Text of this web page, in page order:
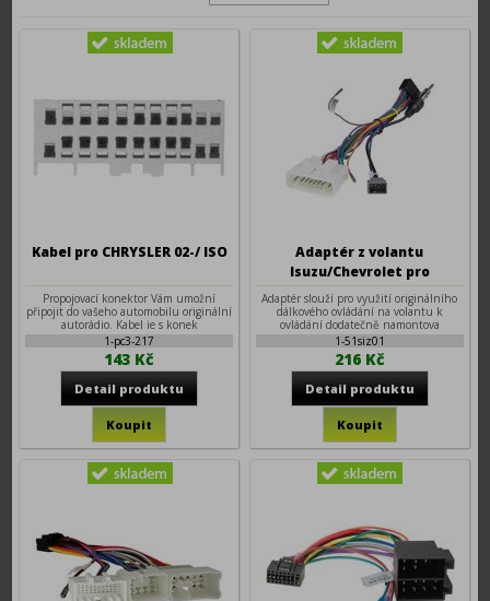
Kabel pro CHRYSLER 02-/ ISO
Propojovací konektor Vám umožní
připojit do vašeho automobilu originální
autorádio. Kabel je s konek
1-pc3-217
143 Kč
Adaptér z volantu
Isuzu/Chevrolet pro
autorádia Android 7", 9", 10"
Adaptér slouží pro využití originálního
dálkového ovládání na volantu k
ovládání dodatečně namontova
1-51siz01
216 Kč